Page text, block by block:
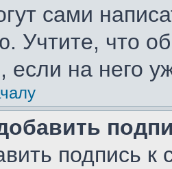
сами
Учтите, что
на него
подпись